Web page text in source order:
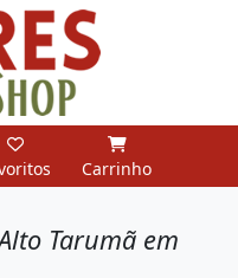
Carrinho
Tarumã em